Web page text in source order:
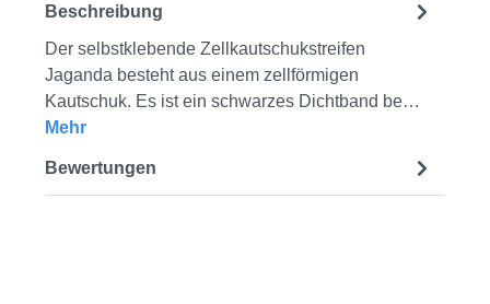
Beschreibung
Der selbstklebende Zellkautschukstreifen
Jaganda besteht aus einem zellförmigen
Kautschuk. Es ist ein schwarzes Dichtband be…
Mehr
Bewertungen